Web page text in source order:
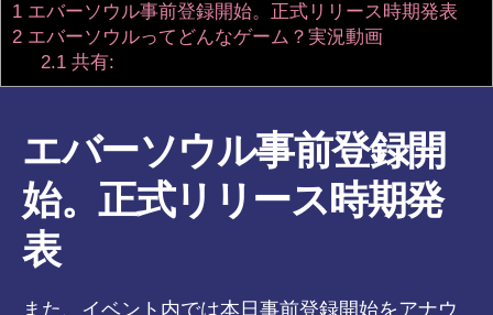
1 エバーソウル事前登録開始。正式リリース時期発表
2 エバーソウルってどんなゲーム？実況動画
2.1共有:
エバーソウル事前登録開
始。正式リリース時期発
表
また、イベント内では本日事前登録開始をアナウ